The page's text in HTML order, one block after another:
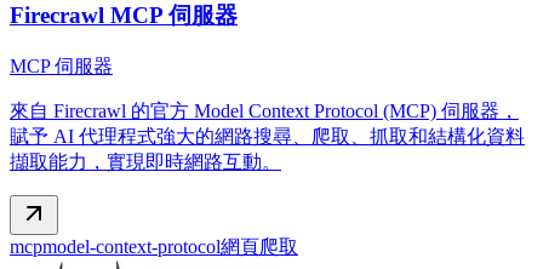
Firecrawl MCP 伺服器
MCP 伺服器
來自 Firecrawl 的官方 Model Context Protocol (MCP) 伺服器，
賦予 AI 代理程式強大的網路搜尋、爬取、抓取和結構化資料
擷取能力，實現即時網路互動。
mcpmodel-context-protocol網頁爬取